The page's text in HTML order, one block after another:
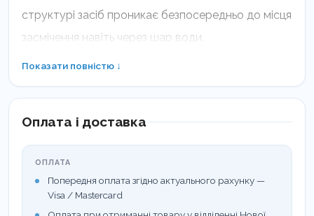
структурі засіб проникає безпосередньо до місця
засмічення навіть через шар води.
Усуває запахи:Знищує патогенні мікроорганізми,
які є джерелом неприємних запахів із сифонів та
металеві та чавунні труби при дотриманні
інструкції.
Показати повністю ↓
Оплата і доставка
ОПЛАТА
Попередня оплата згідно актуального рахунку —
Visa / Mastercard